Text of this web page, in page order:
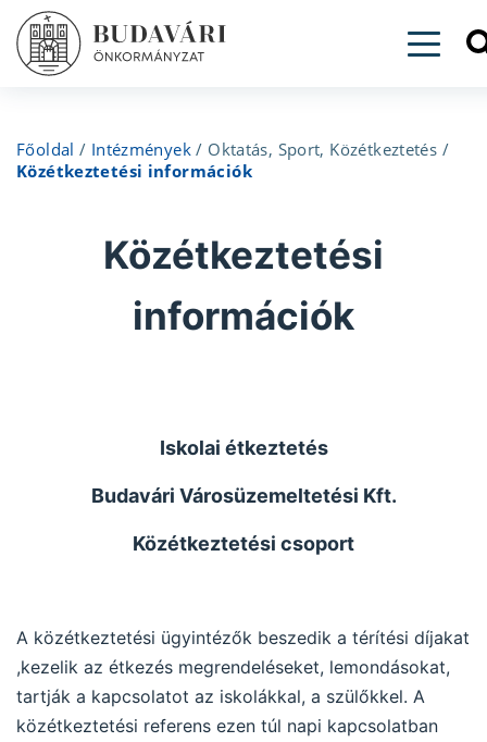
Főoldal / Intézmények / Oktatás, Sport, Közétkeztetés /
Közétkeztetési információk
Közétkeztetési
információk
Iskolai étkeztetés
Budavári Városüzemeltetési Kft.
Közétkeztetési csoport
A közétkeztetési ügyintézők beszedik a térítési díjakat
,kezelik az étkezés megrendeléseket, lemondásokat,
tartják a kapcsolatot az iskolákkal, a szülőkkel. A
közétkeztetési referens ezen túl napi kapcsolatban